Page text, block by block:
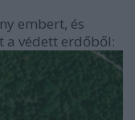
embert, és
a védett erdőből: